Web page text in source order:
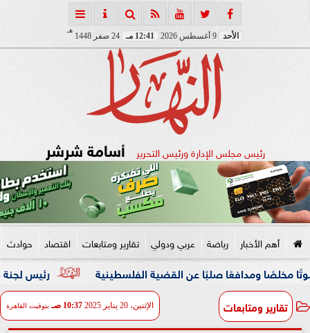
الأحد 12:41 مـ 24 صفر 1448
هـ
رئيس مجلس الإدارة ورئيس التحرير أسامة شرشر
أهم الأخبار رياضة عربي ودولي تقارير ومتابعات اقتصاد حوادث
رئيس لجنة الحكام : صلبًا عن القضية الفلسطينية
تقارير ومتابعات الإثنين، 20 يناير 2025 10:37 صـ بتوقيت القاهرة